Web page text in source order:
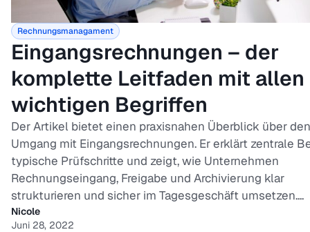
Rechnungsmanagament
Eingangsrechnungen – der
komplette Leitfaden mit allen
wichtigen Begriffen
Der Artikel bietet einen praxisnahen Überblick über den
Umgang mit Eingangsrechnungen. Er erklärt zentrale
typische Prüfschritte und zeigt, wie Unternehmen
Rechnungseingang, Freigabe und Archivierung klar
strukturieren und sicher im Tagesgeschäft umsetzen....
Nicole
Juni 28, 2022